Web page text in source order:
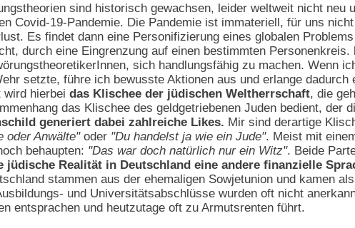
sind historisch gewachsen, leider weltweit nicht neu
Covid-19-Pandemie. Die Pandemie ist immateriell, für uns
Es findet dann eine Personifizierung eines globalen
durch eine Eingrenzung auf einen bestimmten Personenkreis.
sich handlungsfähig zu machen. Wenn
setzte, führe ich bewusste Aktionen aus und erlange
wird hierbei das Klischee der jüdischen Weltherrschaft, die
das Klischee des geldgetriebenen Juden bedient, der
generiert dabei zahlreiche Likes. Mir sind derartige
oder Anwälte"oder "Du handelst ja wie ein Jude". Meist mit
behaupten: "Das war doch natürlich nur ein Witz". Beide
jüdische Realität in Deutschland eine andere finanzielle
stammen aus der ehemaligen Sowjetunion und kamen
und Universitätsabschlüsse wurden oft nicht
entsprachen und heutzutage oft zu Armutsrenten führt.